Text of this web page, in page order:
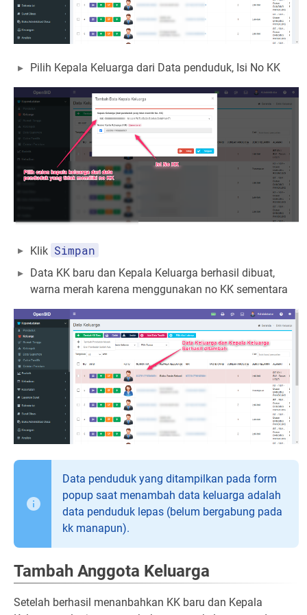
Pilih Kepala Keluarga dari Data penduduk, Isi No KK
Klik Simpan
Data KK baru dan Kepala Keluarga berhasil dibuat,
warna merah karena menggunakan no KK sementara
Data penduduk yang ditampilkan pada form
popup saat menambah data keluarga adalah
data penduduk lepas (belum bergabung pada
kk manapun).
Tambah Anggota Keluarga
Setelah berhasil menanbahkan KK baru dan Kepala